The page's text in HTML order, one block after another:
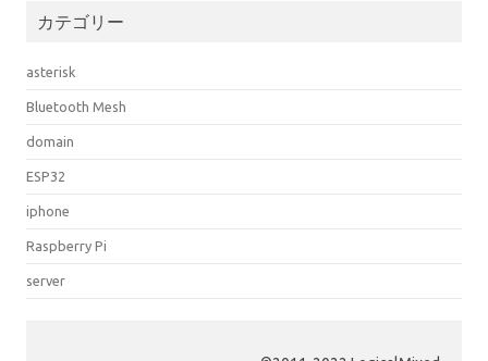
カテゴリー
asterisk
Bluetooth Mesh
domain
ESP32
iphone
Raspberry Pi
server